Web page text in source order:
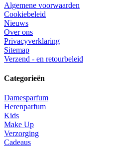
Algemene voorwaarden
Cookiebeleid
Nieuws
Over ons
Privacyverklaring
Sitemap
Verzend - en retourbeleid
Categorieën
Damesparfum
Herenparfum
Kids
Make Up
Verzorging
Cadeaus